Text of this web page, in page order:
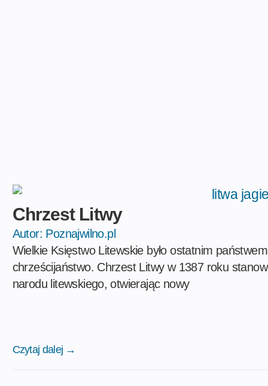
Chrzest Litwy
Autor: Poznajwilno.pl
Wielkie Księstwo Litewskie było ostatnim
chrześcijaństwo. Chrzest Litwy w 1387 roku
narodu litewskiego, otwierając nowy
Czytaj dalej →